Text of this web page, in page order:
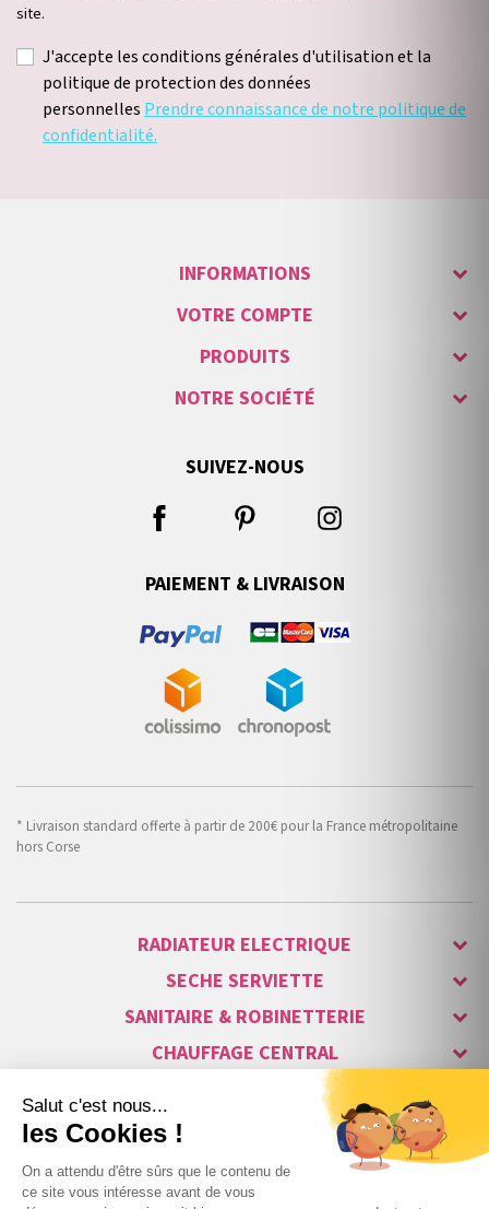
site.
J'accepte les conditions générales d'utilisation et la
politique de protection des données
personnelles Prendre connaissance de notre politique de
confidentialité.
INFORMATIONS
VOTRE COMPTE
PRODUITS
NOTRE SOCIÉTÉ
SUIVEZ-NOUS
PAIEMENT & LIVRAISON
* Livraison standard offerte à partir de 200€ pour la France métropolitaine
hors Corse
RADIATEUR ELECTRIQUE
SECHE SERVIETTE
SANITAIRE & ROBINETTERIE
CHAUFFAGE CENTRAL
ALARME & SÉCURITÉ
MAISON CONNECTÉE
VISIOPHONE & INTERPHONE
LUMINAIRES & ECLAIRAGE